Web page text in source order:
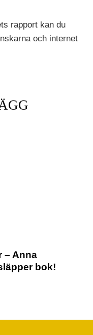
rapport kan du
och internet
– Anna
bok!